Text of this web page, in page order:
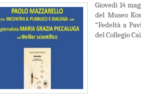
Giovedì 14
del Museo
“Fedeltà a
del Collegio